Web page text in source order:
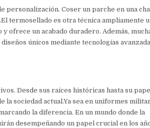
personalización. Coser un parche en una
termosellado es otra técnica ampliamente
ofrece un acabado duradero. Además,
únicos mediante tecnologías
Desde sus raíces históricas hasta su
la sociedad actual.Ya sea en uniformes
la diferencia. En un mundo donde la
desempeñando un papel crucial en los